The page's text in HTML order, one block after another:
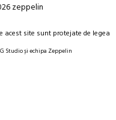
zeppelin
acest site sunt protejate de legea
Studio și echipa Zeppelin